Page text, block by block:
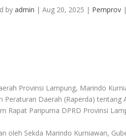
by admin | Aug 20, 2025 | Pemprov|
Provinsi Lampung, Marindo
Peraturan Daerah (Raperda)
Rapat Paripurna DPRD Provinsi
oleh Sekda Marindo Kurniawan,